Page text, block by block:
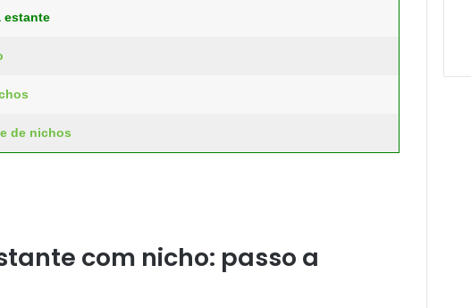
estante
de nichos
com nicho: passo a